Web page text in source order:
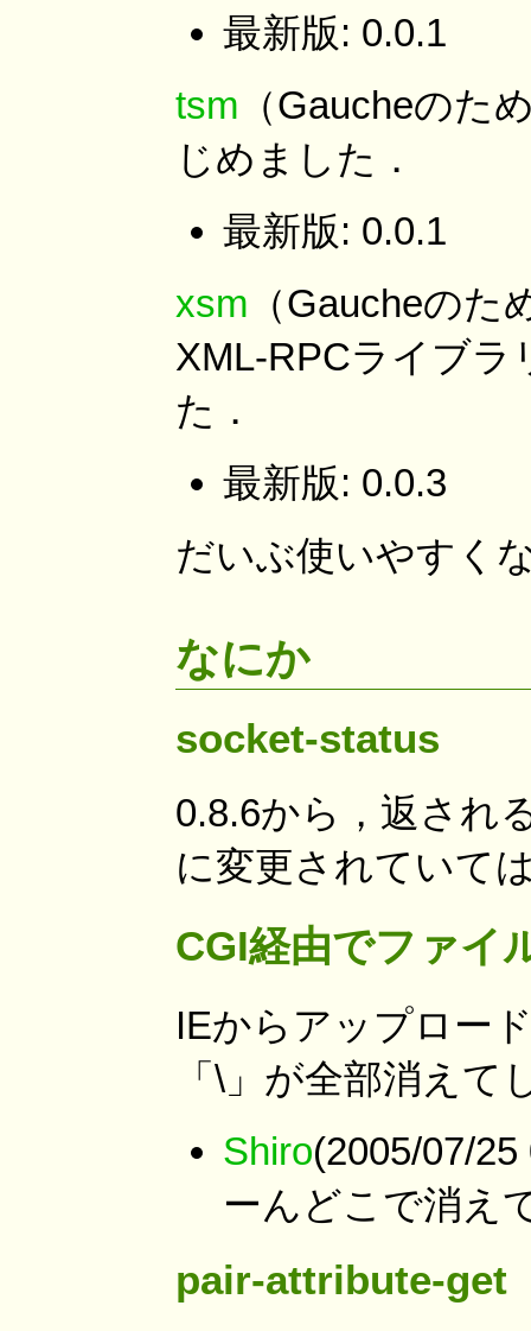
最新版: 0.0.1
tsm （Gaucheのた
じめました．
最新版: 0.0.1
xsm （Gaucheの
XML-RPCライブ
た．
最新版: 0.0.3
だいぶ使いやすく
なにか
socket-status
0.8.6から，返され
に変更されていて
CGI経由でファイ
IEからアップロー
「\」が全部消えて
Shiro(2005/07/
ーんどこで消え
pair-attribute-get